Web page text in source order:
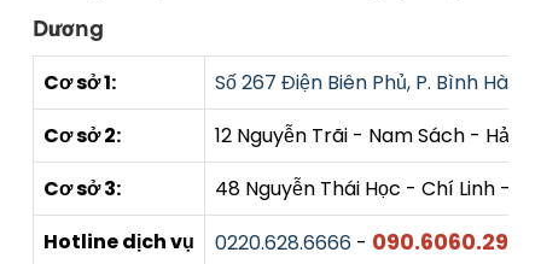
Dương
Cơ sở 1:
Số 267 Điện Biên Phủ, P. Bình Hàn,
Cơ sở 2:
12 Nguyễn Trãi - Nam Sách - Hải
Cơ sở 3:
48 Nguyễn Thái Học - Chí Linh -
Hotline dịch vụ
0220.628.6666 - 090.6060.290